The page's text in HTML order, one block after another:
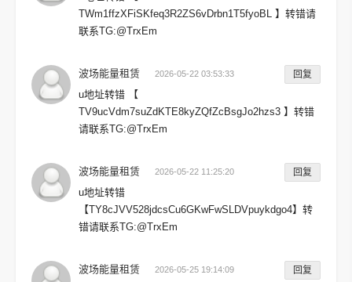
TWm1ffzXFiSKfeq3R2ZS6vDrbn1T5fyoBL 】转错请
联系TG:@TrxEm
波场能量租赁 2026-05-22 03:53:33 回复
u地址转错 【
TV9ucVdm7suZdKTE8kyZQfZcBsgJo2hzs3 】转错
请联系TG:@TrxEm
波场能量租赁 2026-05-22 11:25:20 回复
u地址转错
【TY8cJVV528jdcsCu6GKwFwSLDVpuykdgo4】转
错请联系TG:@TrxEm
波场能量租赁 2026-05-25 19:14:09 回复